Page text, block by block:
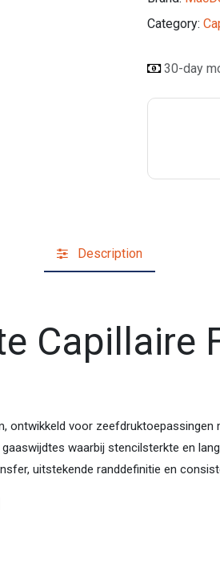
Category:
30-day
Description
Capillaire
voor
waarbij stencilsterkte en
uitstekende randdefinitie en